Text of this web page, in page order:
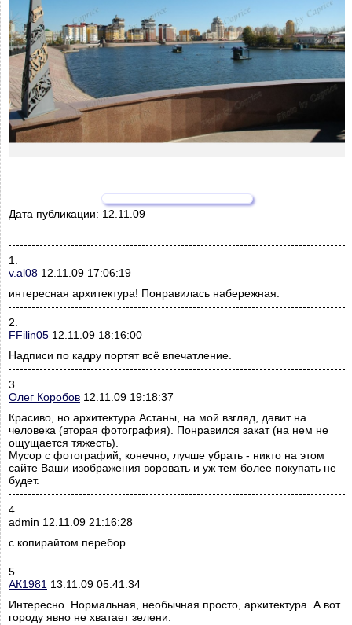
Дата публикации: 12.11.09
1.
v.al08 12.11.09 17:06:19
интересная архитектура! Понравилась набережная.
2.
FFilin05 12.11.09 18:16:00
Надписи по кадру портят всё впечатление.
3.
Олег Коробов 12.11.09 19:18:37
Красиво, но архитектура Астаны, на мой взгляд, давит на
человека (вторая фотография). Понравился закат (на нем не
ощущается тяжесть).
Мусор с фотографий, конечно, лучше убрать - никто на этом
сайте Ваши изображения воровать и уж тем более покупать не
будет.
4.
admin 12.11.09 21:16:28
с копирайтом перебор
5.
АК1981 13.11.09 05:41:34
Интересно. Нормальная, необычная просто, архитектура. А вот
городу явно не хватает зелени.